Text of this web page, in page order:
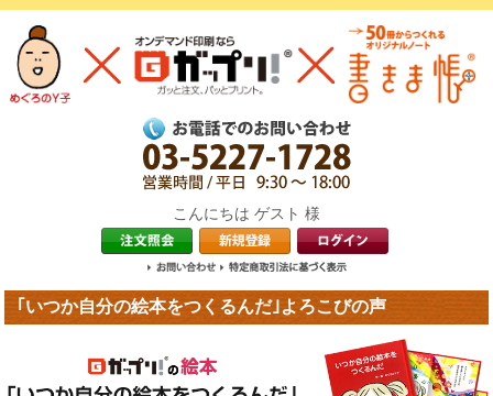
こんにちは ゲスト 様
｢いつか自分の絵本をつくるんだ｣よろこびの声